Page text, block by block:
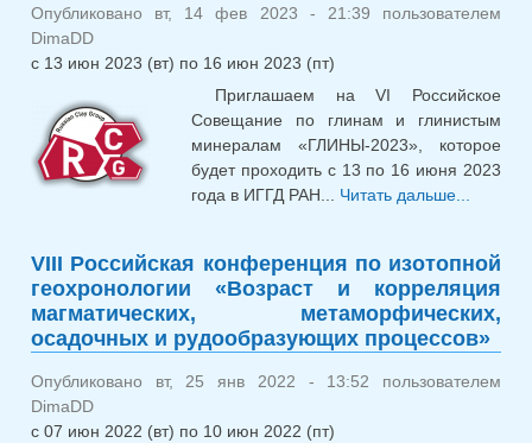
Опубликовано вт, 14 фев 2023 - 21:39 пользователем
DimaDD
с 13 июн 2023 (вт) по 16 июн 2023 (пт)
Приглашаем на VI Российское
Совещание по глинам и глинистым
минералам «ГЛИНЫ-2023», которое
будет проходить с 13 по 16 июня 2023
года в ИГГД РАН... Читать дальше...
VIII Российская конференция по изотопной
геохронологии «Возраст и корреляция
магматических, метаморфических,
осадочных и рудообразующих процессов»
Опубликовано вт, 25 янв 2022 - 13:52 пользователем
DimaDD
с 07 июн 2022 (вт) по 10 июн 2022 (пт)